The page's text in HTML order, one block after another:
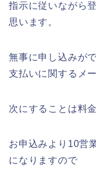
指示に従いながら
思います。
無事に申し込みが
支払いに関するメ
次にすることは料
お申込みより10営
になりますので